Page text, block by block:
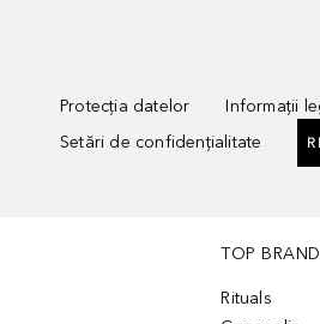
Protecția datelor Informații
Setări de confidențialitate
TOP
Rituals